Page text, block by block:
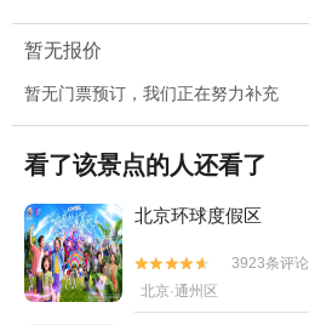
暂无报价
暂无门票预订，我们正在努力补充
看了该景点的人还看了
北京环球度假区


3923条评论
北京·通州区